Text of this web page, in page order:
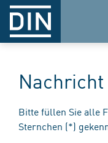
Bitte füllen Sie alle
Sternchen (*)